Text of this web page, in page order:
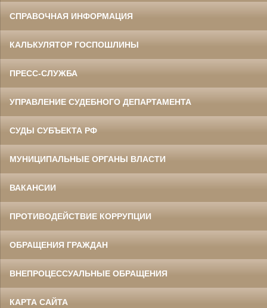
СПРАВОЧНАЯ ИНФОРМАЦИЯ
КАЛЬКУЛЯТОР ГОСПОШЛИНЫ
ПРЕСС-СЛУЖБА
УПРАВЛЕНИЕ СУДЕБНОГО ДЕПАРТАМЕНТА
СУДЫ СУБЪЕКТА РФ
МУНИЦИПАЛЬНЫЕ ОРГАНЫ ВЛАСТИ
ВАКАНСИИ
ПРОТИВОДЕЙСТВИЕ КОРРУПЦИИ
ОБРАЩЕНИЯ ГРАЖДАН
ВНЕПРОЦЕССУАЛЬНЫЕ ОБРАЩЕНИЯ
КАРТА САЙТА